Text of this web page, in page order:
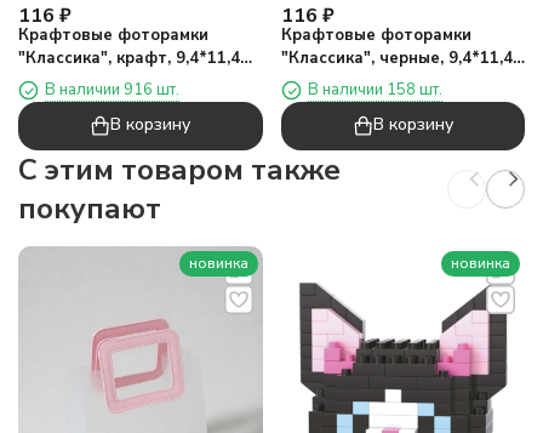
116 ₽
Крафтовые фоторамки
"Классика", крафт, 9,4*11,4
см В наличии 916 шт.
В корзину
116 ₽
Крафтовые фоторамки
"Классика", черные, 9,4*11,4
см В наличии 158 шт.
В корзину
C этим товаром также
покупают
новинка новинка